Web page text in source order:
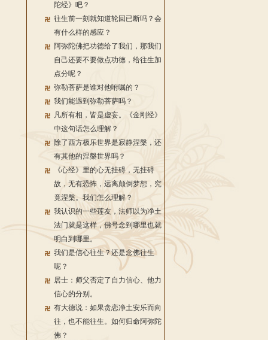
陀经》吧？
往生前一刻就知道轮回已断吗？会
有什么样的感应？
阿弥陀佛把功德给了我们，那我们
自己还要不要做点功德，给往生加
点分呢？
弥勒菩萨是谁对他咐嘱的？
我们能遇到弥勒菩萨吗？
凡所有相，皆是虚妄。《金刚经》
中这句话怎么理解？
除了西方极乐世界是寂静涅槃，还
有其他的涅槃世界吗？
《心经》里的心无挂碍，无挂碍
故，无有恐怖，远离颠倒梦想，究
竟涅槃。我们怎么理解？
我认识的一些莲友，法师以为净土
法门就是这样，佛号念到哪里也就
明白到哪里。
我们是信心往生？还是念佛往生
呢？
居士：师父否定了自力信心、他力
信心的分别。
有大德说：如果贪恋净土安乐而向
往，也不能往生。如何归命阿弥陀
佛？